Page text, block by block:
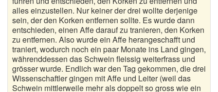
alles einzustellen. Nur keiner der drei wollte derjenige
sein, der den Korken entfernen sollte. Es wurde dann
entschieden, einen Affe darauf zu tranieren, den Korken
zu entfernen. Also wurde ein Affe herangeschafft und
traniert, wodurch noch ein paar Monate ins Land gingen,
währenddessen das Schwein fleissig weiterfrass und
grösser wurde. Endlich war den Tag gekommen, die drei
Wissenschaftler gingen mit Affe und Leiter (weil das
Schwein mittlerweile mehr als doppelt so gross wie ein